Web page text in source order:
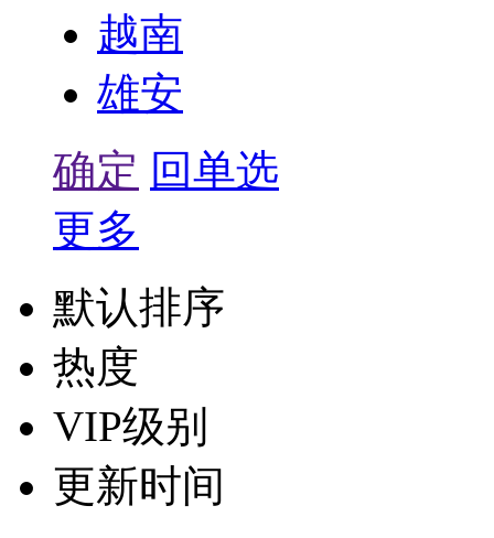
越南
雄安
确定 回单选
更多
默认排序
热度
VIP级别
更新时间